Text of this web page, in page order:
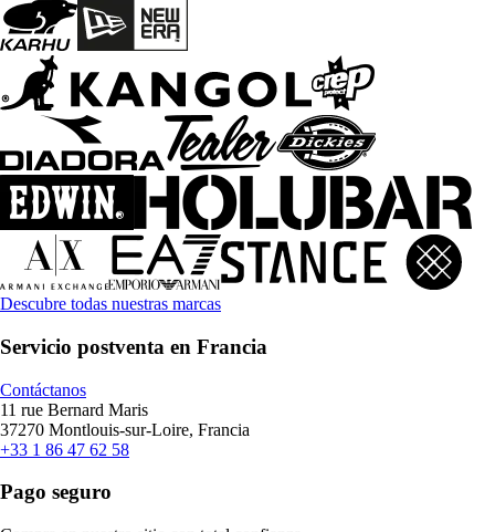
Descubre todas nuestras marcas
Servicio postventa en Francia
Contáctanos
11 rue Bernard Maris
37270 Montlouis-sur-Loire, Francia
+33 1 86 47 62 58
Pago seguro